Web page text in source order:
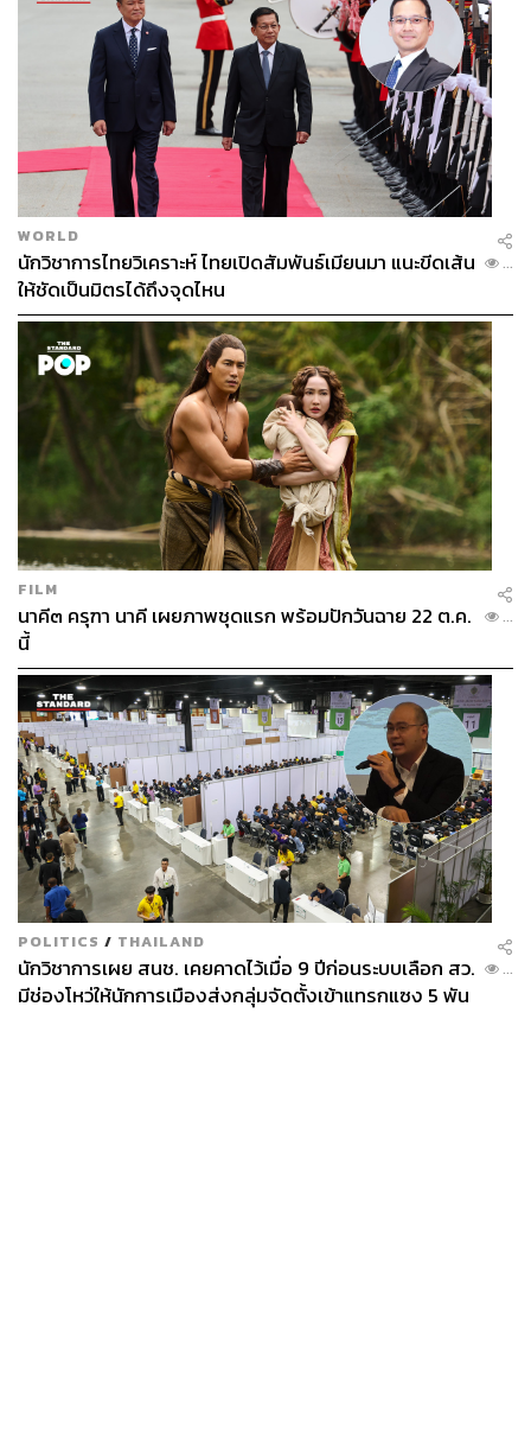
WORLD
นักวิชาการไทยวิเคราะห์ ไทยเปิดสัมพันธ์เมียนมา แนะขีดเส้น
ให้ชัดเป็นมิตรได้ถึงจุดไหน
...
FILM
นาคี๓ ครุฑา นาคี เผยภาพชุดแรก พร้อมปักวันฉาย 22 ต.ค.
นี้
...
POLITICS / THAILAND
นักวิชาการเผย สนช. เคยคาดไว้เมื่อ 9 ปีก่อนระบบเลือก สว.
มีช่องโหว่ให้นักการเมืองส่งกลุ่มจัดตั้งเข้าแทรกแซง 5 พัน
...